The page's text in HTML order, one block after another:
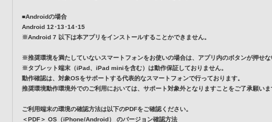
■Androidの場合
Android 12･13･14･15
※Android 7 以下は本アプリをインストールすることかできません。
※推奨環境を満たしていないスマートフォンをお使いの場合は、アプリ内のボタンが押せ
※タブレット端末（iPad、iPad miniを含む）は動作保証しておりません。
動作確認は、対象OSをサポートする代表的なスマートフォンで行っております。
推奨環境動作環境外でのご利用においては、サポート対象外となりますことをご了承願いま
ご利用端末の環境の確認方法は以下のPDFをご確認ください。
＜PDF＞ OS（iPhone/Android） のバージョン確認方法